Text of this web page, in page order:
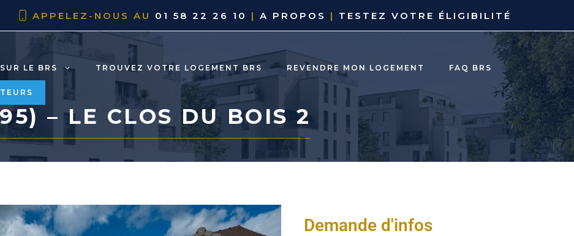
APPELEZ-NOUS AU 01 58 22 26 10 | A PROPOS | TESTEZ VOTRE ÉLIGIBILITÉ
LE BRS TROUVEZ VOTRE LOGEMENT BRS REVENDRE MON LOGEMENT FAQ BRS
– LE CLOS DU BOIS 2
Demande d'infos